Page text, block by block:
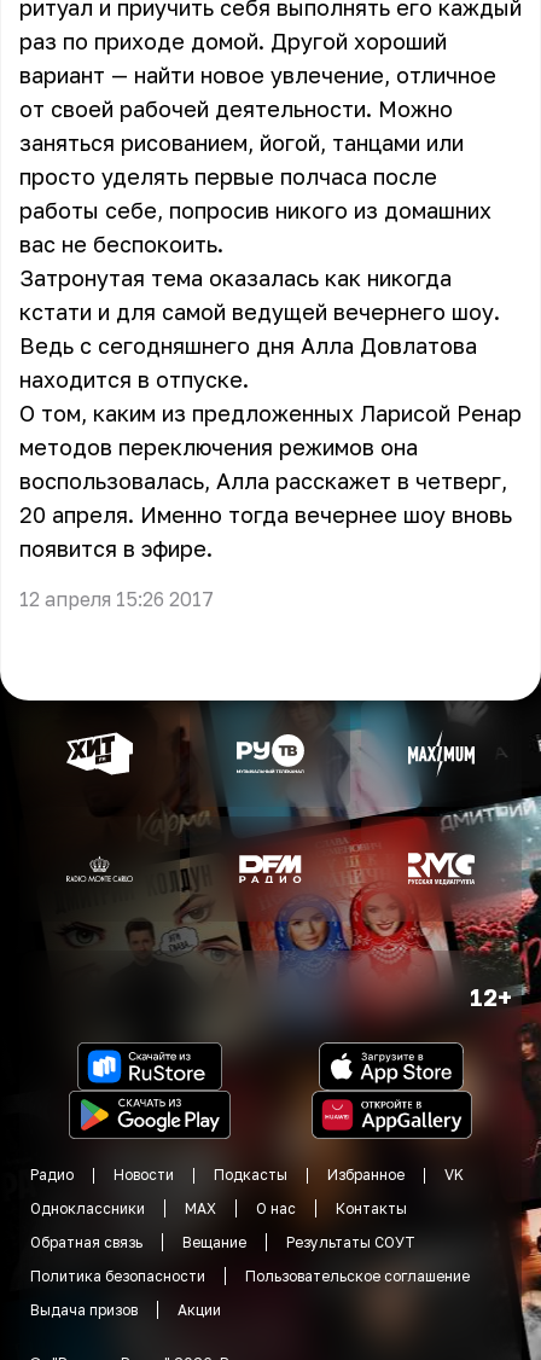
ритуал и приучить себя выполнять его каждый
раз по приходе домой. Другой хороший
вариант — найти новое увлечение, отличное
от своей рабочей деятельности. Можно
заняться рисованием, йогой, танцами или
просто уделять первые полчаса после
работы себе, попросив никого из домашних
вас не беспокоить.
Затронутая тема оказалась как никогда
кстати и для самой ведущей вечернего шоу.
Ведь с сегодняшнего дня Алла Довлатова
находится в отпуске.
О том, каким из предложенных Ларисой Ренар
методов переключения режимов она
воспользовалась, Алла расскажет в четверг,
20 апреля. Именно тогда вечернее шоу вновь
появится в эфире.
12 апреля 15:26 2017
12+
Радио Новости Подкасты Избранное
VK
Одноклассники
MAX О нас
Контакты
Обратная связь
Вещание
Результаты СОУТ
Политика безопасности
Пользовательское соглашение
Выдача призов
Акции